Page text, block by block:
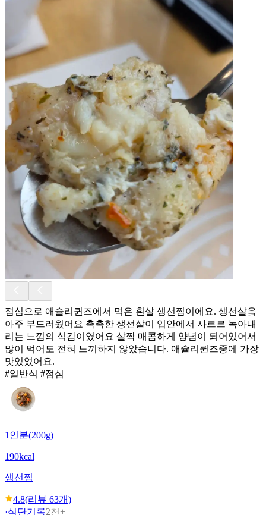
점심으로 애슐리퀸즈에서 먹은 흰살 생선찜이에요. 생선살읔
아주 부드러웠어요 촉촉한 생선살이 입안에서 사르르 녹아내
리는 느낌의 식감이였어요 살짝 매콤하게 양념이 되어있어서
많이 먹어도 전혀 느끼하지 않았습니다. 애슐리퀸즈중에 가장
맛있었어요.
#일반식 #점심
1인분(200g)
190kcal
생선찜
4.8(리뷰 63개)
·식단기록2천+